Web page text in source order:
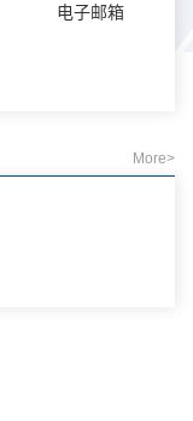
电子邮箱
More>